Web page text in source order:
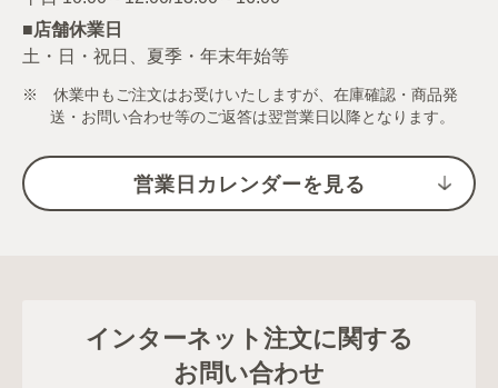
■店舗休業日
土・日・祝日、夏季・年末年始等
※ 休業中もご注文はお受けいたしますが、在庫確認・商品発
送・お問い合わせ等のご返答は翌営業日以降となります。
営業日カレンダーを見る
インターネット注文に関する
お問い合わせ